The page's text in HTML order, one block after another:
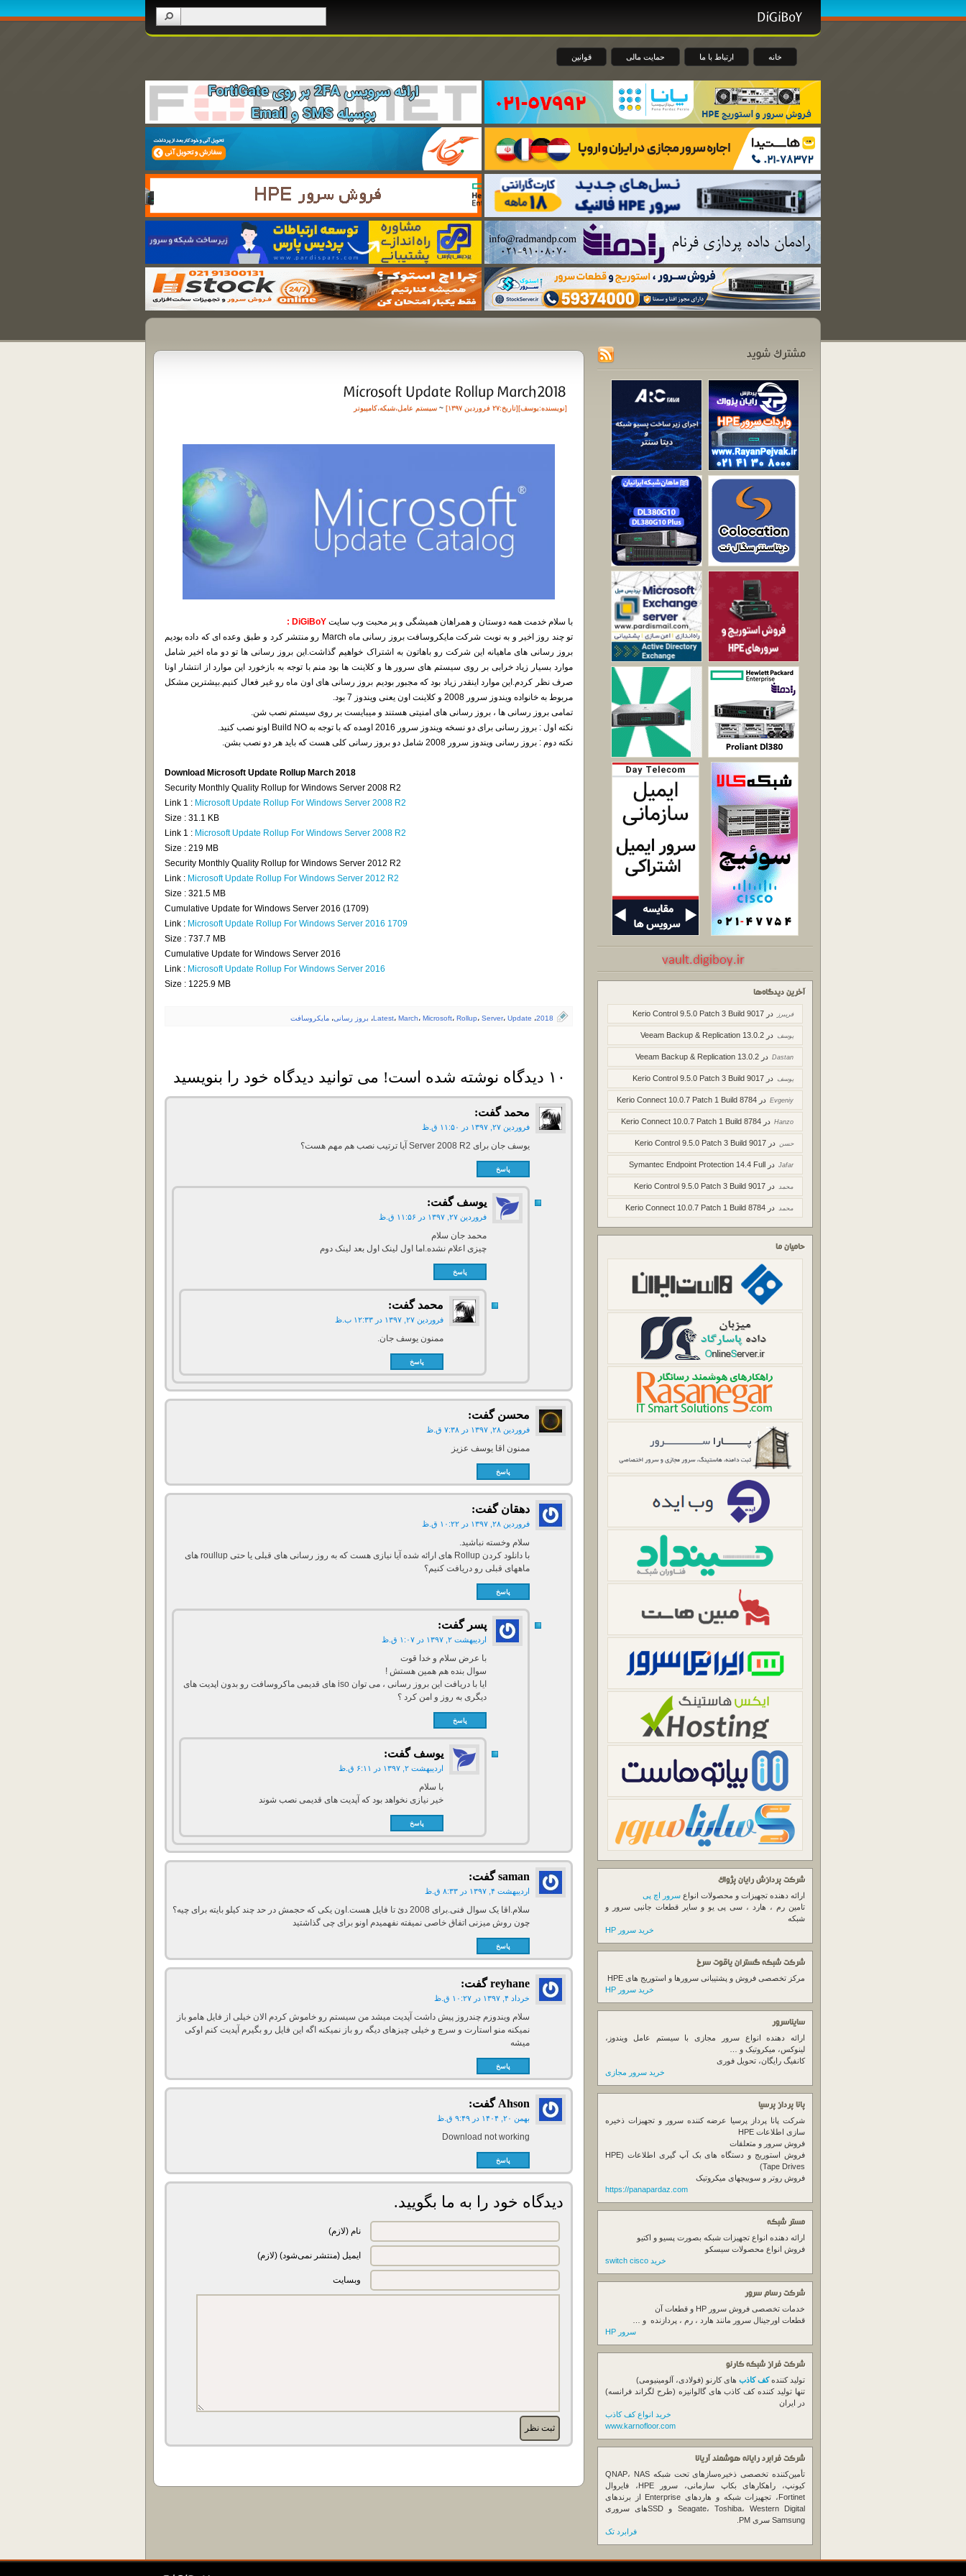
خانه ارتباط با ما حمایت مالی قوانین
آخرین دیدگاه‌ها
فریبرز در Kerio Control 9.5.0 Patch 3 Build 9017
یوسف در Veeam Backup & Replication 13.0.2
Dastan در Veeam Backup & Replication 13.0.2
یوسف در Kerio Control 9.5.0 Patch 3 Build 9017
Evgeniy در Kerio Connect 10.0.7 Patch 1 Build 8784
Hanzo در Kerio Connect 10.0.7 Patch 1 Build 8784
حسن در Kerio Control 9.5.0 Patch 3 Build 9017
Jafar در Symantec Endpoint Protection 14.4 Full
محمد در Kerio Control 9.5.0 Patch 3 Build 9017
محمد در Kerio Connect 10.0.7 Patch 1 Build 8784
حامیان ما
شرکت پردازش رایان پژواک
ارائه دهنده تجهیزات و محصولات انواع سرور اچ پی
تامین رم ، هارد ، سی پی یو و سایر قطعات جانبی سرور و
شبکه
خرید سرور HP
شرکت شبکه گستران یاقوت سرخ
مرکز تخصصی فروش و پشتیبانی سرورها و استوریج های HPE
خرید سرور HP
سایناسرور
ارائه دهنده انواع سرور مجازی با سیستم عامل ویندوز،
لینوکس، میکروتیک و …
کانفیگ رایگان، تحویل فوری
خرید سرور مجازی
پانا پرداز پرسیا
شرکت پانا پرداز پرسیا عرضه کننده سرور و تجهیزات ذخیره
سازی اطلاعات HPE
فروش سرور و متعلقات
فروش استوریج و دستگاه های بک آپ گیری اطلاعات (HPE
Tape Drives)
فروش روتر و سوییچهای میکروتیک
https://panapardaz.com
مستر شبکه
ارائه دهنده انواع تجهیزات شبکه بصورت پسیو و اکتیو
فروش انواع محصولات سیسکو
خرید switch cisco
شرکت رسام سرور
خدمات تخصصی فروش سرور
قطعات اورجینال سرور مانند هارد ، رم ، پردازنده و …
سرور HP
شرکت فراز شبکه کارنو
تولید کنندهکف کاذب های کارنو (فولادی، آلومینیومی)
تنها تولید کننده کف کاذب های گالوانیزه (طرح لگراند فرانسه)
در ایران
خرید انواع کف کاذب
www.karnofloor.com
شرکت فرابرد رایانه هوشمند آریانا
تأمین‌کننده تخصصی ذخیره‌سازهای تحت شبکه QNAP، NAS
کیونپ، راهکارهای بکاپ سازمانی، سرور HPE، فایروال
Fortinet، تجهیزات شبکه و هاردهای Enterprise از برندهای
Seagate، Toshiba، Western Digital و SSDهای سروری
Samsung سری PM.
فرابرد تک
[نویسنده:یوسف][تاريخ:۲۷ فروردین ۱۳۹۷] ~ سیستم عامل،شبکه،کامپیوتر
با سلام خدمت همه دوستان و همراهان همیشگی و پر محبت وب سایت
تو چند روز اخیر و به نوبت شرکت مایکروسافت بروز رسانی ماه March رو منتشر کرد و طبق وعده ای که داده بودیم
بروز رسانی های ماهیانه این شرکت رو باهاتون به اشتراک خواهیم گذاشت.این بروز رسانی ها تو دو ماه اخیر شامل
موارد بسیار زیاد خرابی بر روی سیستم های سرور ها و کلاینت ها بود منم با توجه به بازخورد این موارد از انتشار اونا
صرف نظر کردم.این موارد اینقدر زیاد بود که مجبور بودیم بروز رسانی های اون ماه رو غیر فعال کنیم.بیشترین مشکل
مربوط به خانواده ویندوز سرور 2008 و کلاینت اون یعنی ویندوز 7 بود.
تمامی بروز رسانی ها ، بروز رسانی های امنیتی هستند و میبایست بر روی سیستم نصب شن.
نکته اول : بروز رسانی برای دو نسخه ویندوز سرور 2016 اومده که با توجه به Build NO اونو نصب کنید.
نکته دوم : بروز رسانی ویندوز سرور 2008 شامل دو بروز رسانی کلی هست که باید هر دو نصب بشن.
Download Microsoft Update Rollup March 2018
Security Monthly Quality Rollup for Windows Server 2008 R2
Link 1 : Microsoft Update Rollup For Windows Server 2008 R2
Size : 31.1 KB
Link 1 : Microsoft Update Rollup For Windows Server 2008 R2
Size : 219 MB
Security Monthly Quality Rollup for Windows Server 2012 R2
Link : Microsoft Update Rollup For Windows Server 2012 R2
Size : 321.5 MB
Cumulative Update for Windows Server 2016 (1709)
Link : Microsoft Update Rollup For Windows Server 2016 1709
Size : 737.7 MB
Cumulative Update for Windows Server 2016
Link : Microsoft Update Rollup For Windows Server 2016
Size : 1225.9 MB
2018، Latest، March، Microsoft، Rollup، Server، Update ، بروز رسانی، مایکروسافت
۱۰ دیدگاه نوشته شده است! می توانید دیدگاه خود را بنویسید
محمد گفت:
فروردین ۲۷, ۱۳۹۷ در ۱۱:۵۰ ق.ظ
یوسف جان برای Server 2008 R2 آیا ترتیب نصب هم مهم هست؟
پاسخ
یوسف گفت:
فروردین ۲۷, ۱۳۹۷ در ۱۱:۵۶ ق.ظ
محمد جان سلام
چیزی اعلام نشده.اما اول لینک اول بعد لینک دوم
پاسخ
محمد گفت:
فروردین ۲۷, ۱۳۹۷ در ۱۲:۳۳ ب.ظ
ممنون یوسف جان.
پاسخ
محسن گفت:
فروردین ۲۸, ۱۳۹۷ در ۷:۳۸ ق.ظ
ممنون اقا یوسف عزیز
پاسخ
دهقان گفت:
فروردین ۲۸, ۱۳۹۷ در ۱۰:۲۲ ق.ظ
سلام وخسته نباشید.
با دانلود کردن Rollup های ارائه شده آیا نیازی هست که به روز رسانی های قبلی یا حتی roullup های
ماههای قبلی رو دریافت کنیم؟
پاسخ
پسر گفت:
اردیبهشت ۲, ۱۳۹۷ در ۱:۰۷ ق.ظ
با عرض سلام و خدا قوت
سوال بنده هم همین هستش !
ایا با دریافت این بروز رسانی ، می توان iso های قدیمی ماکروسافت رو بدون اپدیت های
دیگری به روز و امن کرد ؟
پاسخ
یوسف گفت:
اردیبهشت ۲, ۱۳۹۷ در ۶:۱۱ ق.ظ
با سلام
خیر نیازی نخواهد بود که آپدیت های قدیمی نصب شوند
پاسخ
saman گفت:
اردیبهشت ۴, ۱۳۹۷ در ۸:۳۳ ق.ظ
سلام.اقا یک سوال فنی.برای 2008 دئ تا فایل هست.اون یکی که حجمش در حد چند کیلو بایته برای چیه؟
چون روش میزنی اتفاق خاصی نمیفته نفهمیدم اونو برای چی گذاشتید
پاسخ
reyhane گفت:
خرداد ۴, ۱۳۹۷ در ۱۰:۲۷ ق.ظ
سلام ویندوزم چندروز پیش داشت آپدیت میشد من سیستم رو خاموش کردم الان خیلی از فایل هامو باز
نمیکنه منو استارت و سرچ و خیلی چیزهای دیگه رو باز نمیکنه اگه این فایل رو بگیرم آپدیت کنم اوکی
میشه
پاسخ
Ahson گفت:
بهمن ۲۰, ۱۴۰۴ در ۹:۴۹ ق.ظ
Download not working
پاسخ
دیدگاه خود را به ما بگویید.
نام (لازم)
ایمیل (منتشر نمی‌شود) (لازم)
وبسایت